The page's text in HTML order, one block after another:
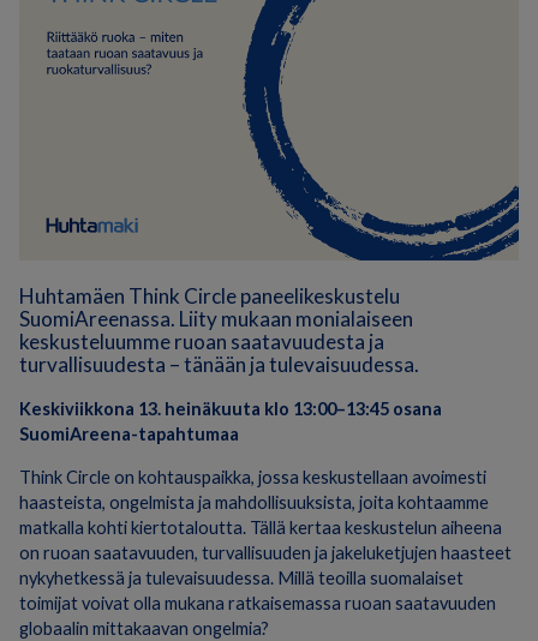
Huhtamäen Think Circle paneelikeskustelu
SuomiAreenassa. Liity mukaan monialaiseen
keskusteluumme ruoan saatavuudesta ja
turvallisuudesta – tänään ja tulevaisuudessa.
Keskiviikkona 13. heinäkuuta klo 13:00–13:45 osana
SuomiAreena-tapahtumaa
Think Circle on kohtauspaikka, jossa keskustellaan avoimesti
haasteista, ongelmista ja mahdollisuuksista, joita kohtaamme
matkalla kohti kiertotaloutta. Tällä kertaa keskustelun aiheena
on ruoan saatavuuden, turvallisuuden ja jakeluketjujen haasteet
nykyhetkessä ja tulevaisuudessa. Millä teoilla suomalaiset
toimijat voivat olla mukana ratkaisemassa ruoan saatavuuden
globaalin mittakaavan ongelmia?